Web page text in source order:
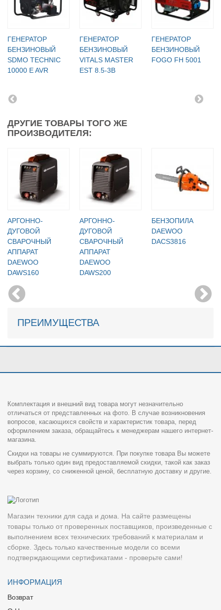
ГЕНЕРАТОР
БЕНЗИНОВЫЙ
SDMO TECHNIC
10000 E AVR
ГЕНЕРАТОР
БЕНЗИНОВЫЙ
VITALS MASTER
EST 8.5-3B
ГЕНЕРАТОР
БЕНЗИНОВЫЙ
FOGO FH 5001
ДРУГИЕ ТОВАРЫ ТОГО ЖЕ
ПРОИЗВОДИТЕЛЯ:
АРГОННО-
ДУГОВОЙ
СВАРОЧНЫЙ
АППАРАТ
DAEWOO
DAWS160
АРГОННО-
ДУГОВОЙ
СВАРОЧНЫЙ
АППАРАТ
DAEWOO
DAWS200
БЕНЗОПИЛА
DAEWOO
DACS3816
ПРЕИМУЩЕСТВА
Комплектация и внешний вид товара могут незначительно
отличаться от представленных на фото. В случае возникновения
вопросов, касающихся свойств и характеристик товара, перед
оформлением заказа, обращайтесь к менеджерам нашего интернет-
магазина.
Скидки на товары не суммируются. При покупке товара Вы можете
выбрать только один вид предоставляемой скидки, такой как заказ
через корзину, со сниженной ценой, бесплатную доставку и другие.
Магазин техники для сада и дома. На сайте размещены
товары только от проверенных поставщиков, произведенные с
выполнением всех технических требований к материалам и
сборке. Здесь только качественные модели со всеми
подтверждающими сертификатами - проверьте сами!
ИНФОРМАЦИЯ
Возврат